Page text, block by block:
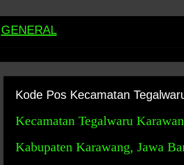
GENERAL
Kode Pos Kecamatan
Kecamatan Tegalwaru
Kabupaten Karawang, Jawa